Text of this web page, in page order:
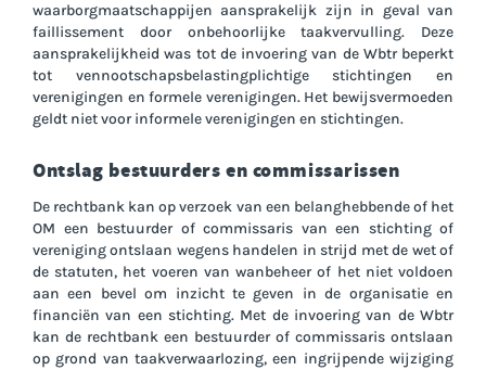
waarborgmaatschappijen aansprakelijk zijn in geval van
faillissement door onbehoorlijke taakvervulling. Deze
aansprakelijkheid was tot de invoering van de Wbtr beperkt
tot vennootschapsbelastingplichtige stichtingen en
verenigingen en formele verenigingen. Het bewijsvermoeden
geldt niet voor informele verenigingen en stichtingen.
Ontslag bestuurders en commissarissen
De rechtbank kan op verzoek van een belanghebbende of het
OM een bestuurder of commissaris van een stichting of
vereniging ontslaan wegens handelen in strijd met de wet of
de statuten, het voeren van wanbeheer of het niet voldoen
aan een bevel om inzicht te geven in de organisatie en
financiën van een stichting. Met de invoering van de Wbtr
kan de rechtbank een bestuurder of commissaris ontslaan
op grond van taakverwaarlozing, een ingrijpende wijziging